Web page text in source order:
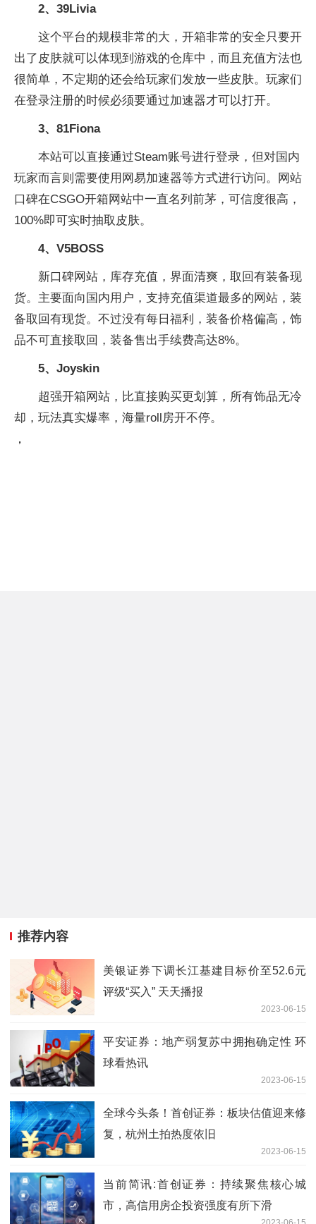
2、 39Livia
这个平台的规模非常的大，开箱非常的安全只要开
出了皮肤就可以体现到游戏的仓库中，而且充值方法也
很简单，不定期的还会给玩家们发放一些皮肤。玩家们
在登录注册的时候必须要通过加速器才可以打开。
3、81Fiona
本站可以直接通过Steam账号进行登录，但对国内
玩家而言则需要使用网易加速器等方式进行访问。网站
口碑在CSGO开箱网站中一直名列前茅，可信度很高，
100%即可实时抽取皮肤。
4、V5BOSS
新口碑网站，库存充值，界面清爽，取回有装备现
货。主要面向国内用户，支持充值渠道最多的网站，装
备取回有现货。不过没有每日福利，装备价格偏高，饰
品不可直接取回，装备售出手续费高达8%。
5、Joyskin
超强开箱网站，比直接购买更划算，所有饰品无冷
却，玩法真实爆率，海量roll房开不停。
，
推荐内容
美银证券下调长江基建目标价至52.6元
评级“买入” 天天播报
2023-06-15
平安证券：地产弱复苏中拥抱确定性 环
球看热讯
2023-06-15
全球今头条！首创证券：板块估值迎来修
复，杭州土拍热度依旧
2023-06-15
当前简讯:首创证券：持续聚焦核心城
市，高信用房企投资强度有所下滑